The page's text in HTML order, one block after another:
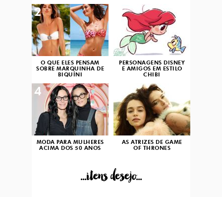
O QUE ELES PENSAM
SOBRE MARQUINHA DE
BIQUÍNI
2
PERSONAGENS DISNEY
E AMIGOS EM ESTILO
CHIBI
3
MODA PARA MULHERES
ACIMA DOS 50 ANOS
4
AS ATRIZES DE GAME
OF THRONES
...itens desejo...